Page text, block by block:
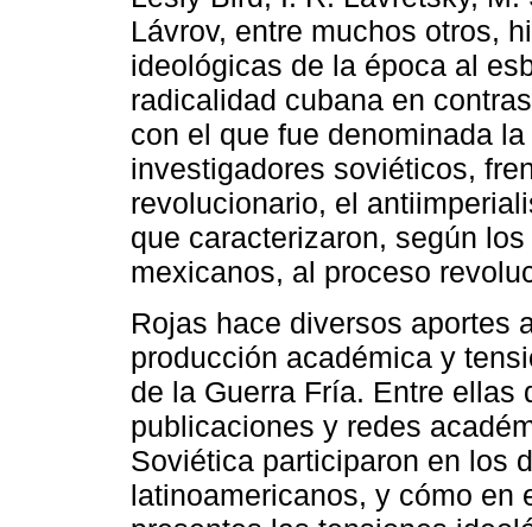
Lávrov, entre muchos otros,
ideológicas de la época al
radicalidad cubana en
con el que fue denominada
investigadores soviéticos,
revolucionario, el
que caracterizaron, según
mexicanos, al proceso
Rojas hace diversos aportes
producción académica y
de la Guerra Fría. Entre ellas
publicaciones y redes
Soviética participaron en los
latinoamericanos, y cómo en